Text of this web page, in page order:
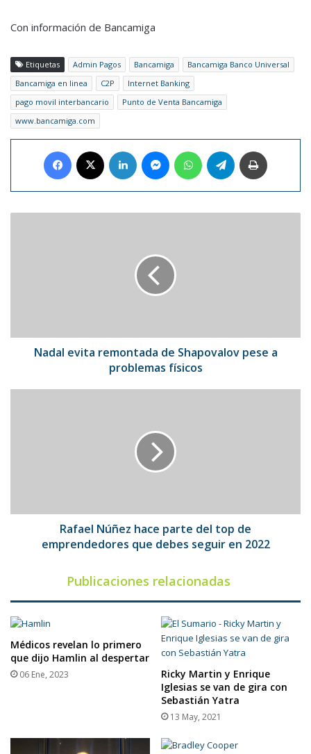
Con información de Bancamiga
Etiquetas Admin Pagos Bancamiga
Bancamiga Banco Universal
Bancamiga en linea
C2P
Internet Banking
pago movil interbancario
Punto de Venta Bancamiga
www.bancamiga.com
Facebook LinkedIn MessengerWhatsAppTelegram
físicos
Nadal evita remontada de Shapovalov pese a
problemas físicos
que
Rafael Núñez hace parte del top de
emprendedores que debes seguir en 2022
Publicaciones relacionadas
Médicos revelan lo primero
que dijo Hamlin al despertar
06 Ene, 2023
Ricky Martin y Enrique
Iglesias se van de gira con
Sebastián Yatra
13 May, 2021